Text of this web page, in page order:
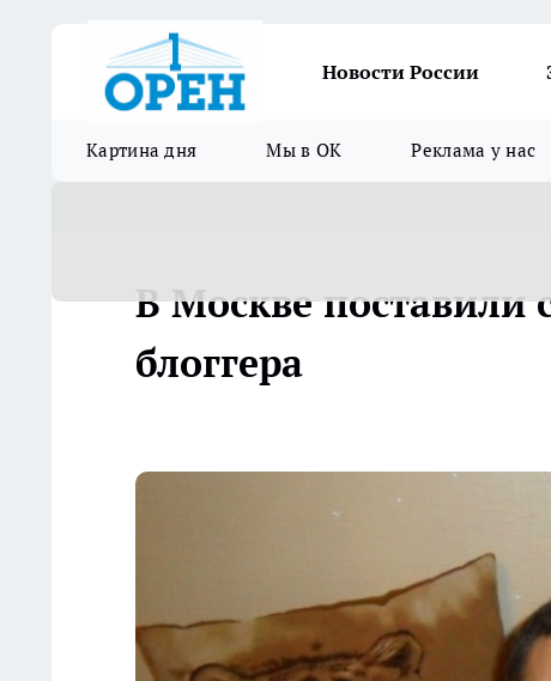
Новости России
Картина дня Мы в ОК Реклама у нас
В Москве поставили
блоггера